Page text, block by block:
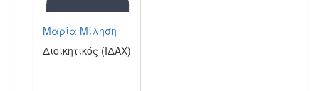
Μαρία Μίληση
Διοικητικός (ΙΔΑΧ)